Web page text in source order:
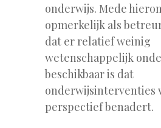
onderwijs. Mede
opmerkelijk als
dat er relatief weinig
wetenschappelijk
beschikbaar is dat
onderwijsinterventies
perspectief benadert.